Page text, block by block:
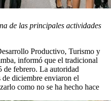
de las principales actividades
Productivo, Turismo y
informó que el tradicional
de febrero. La autoridad
diciembre enviaron el
como no se ha hecho hace